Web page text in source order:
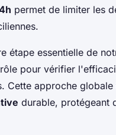
permet de limiter les
étape essentielle de
pour vérifier
Cette approche
durable, protégeant